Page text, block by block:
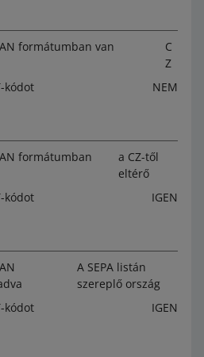
formátumban van
C
Z
kódot
NEM
formátumban
a CZ-től
eltérő
kódot
IGEN
A SEPA listán
szereplő ország
kódot
IGEN